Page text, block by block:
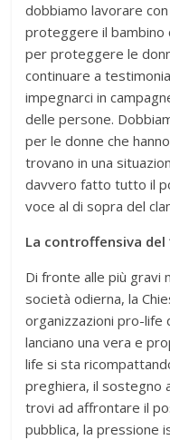
dobbiamo lavorare
proteggere il bambino
per proteggere le
continuare a
impegnarci in
delle persone.
per le donne che
trovano in una
davvero fatto tutto il
voce al di sopra del
La controffensiva del
Di fronte alle più gravi
società odierna, la
organizzazioni pro-life
lanciano una vera e
life si sta
preghiera, il sostegno
trovi ad affrontare il
pubblica, la pressione